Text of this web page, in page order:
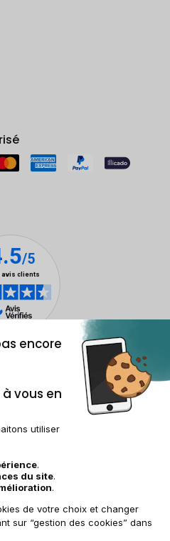
Gestion des cookies
Plan du site
FR | €
- Tous droits réservés.